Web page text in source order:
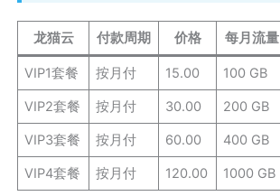
龙猫云 付款周期 价格 每月流量
VIP1套餐 按月付 15.00 100 GB
VIP2套餐 按月付 30.00 200 GB
VIP3套餐 按月付 60.00 400 GB
VIP4套餐 按月付 120.00 1000 GB